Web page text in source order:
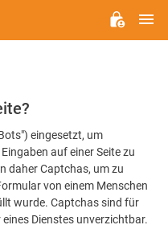
eingesetzt, um
auf einer Seite zu
daher Captchas, um zu
von einem Menschen
wurde. Captchas sind für
Dienstes unverzichtbar.